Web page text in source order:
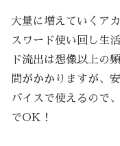
大量に増えていくア
スワード使い回し生
ド流出は想像以上の
間がかかりますが、
バイスで使えるので
でOK！